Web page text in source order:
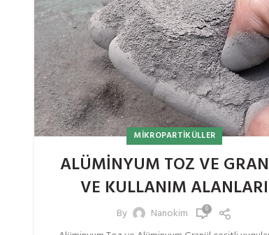
MIKROPARTIKÜLLER
ALÜMİNYUM TOZ VE
VE KULLANIM ALANLARI
By Nanokim 0